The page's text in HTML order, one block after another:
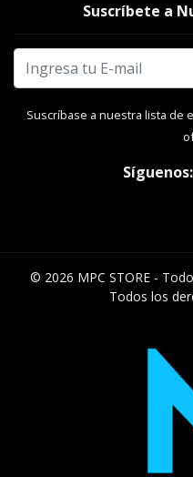
Suscríbete a
Suscríbase a nuestra lista de
Síguenos:
© 2026 MPC STORE -
Todos los